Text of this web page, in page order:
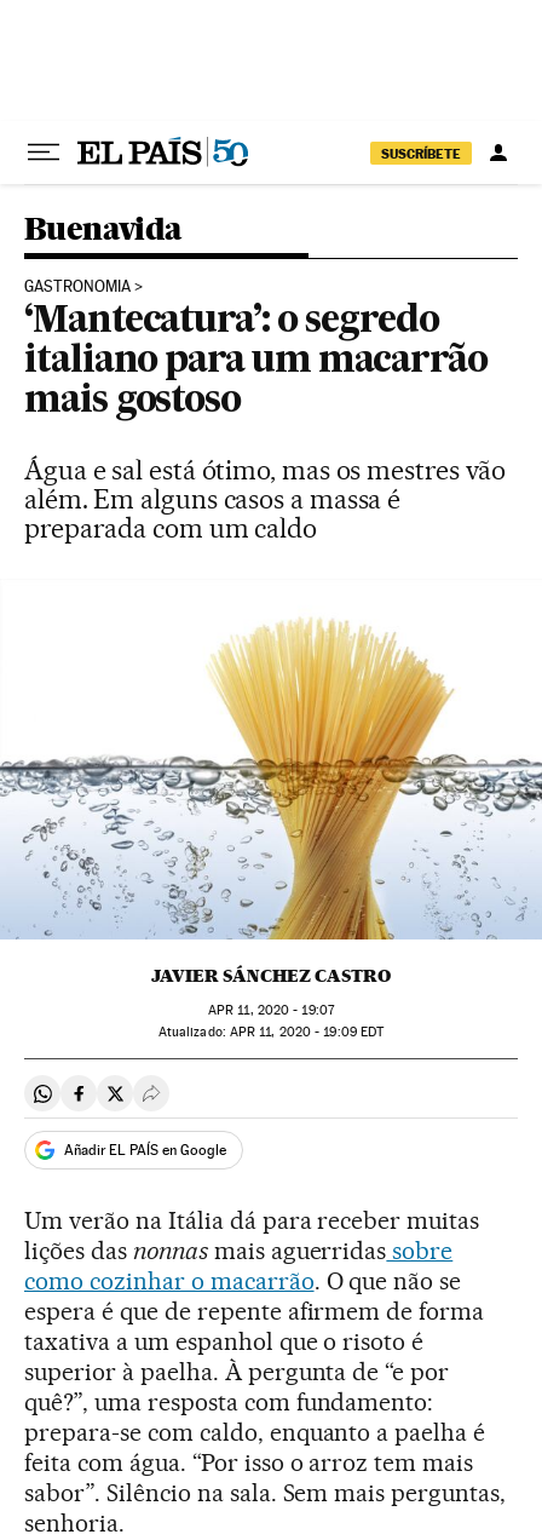
SUSCRÍBETE
Buenavida
GASTRONOMIA
‘Mantecatura’: o segredo
italiano para um macarrão
mais gostoso
Água e sal está ótimo, mas os mestres vão
além. Em alguns casos a massa é
preparada com um caldo
JAVIER SÁNCHEZ CASTRO
APR 11, 2020 - 19:07
atualizado: APR 11, 2020 - 19:09EDT
Compartir en Whatsapp
Compartir en Facebook
Compartir en Twitter
Desplegar Redes Sociales
Añadir EL PAÍS en Google
Um verão na Itália dá para receber muitas
lições das nonnasmais aguerridas sobre
como cozinhar o macarrão. O que não se
espera é que de repente afirmem de forma
taxativa a um espanhol que o risoto é
superior à paelha. À pergunta de “e por
quê?”, uma resposta com fundamento:
prepara-se com caldo, enquanto a paelha é
feita com água. “Por isso o arroz tem mais
sabor”. Silêncio na sala. Sem mais perguntas,
senhoria.